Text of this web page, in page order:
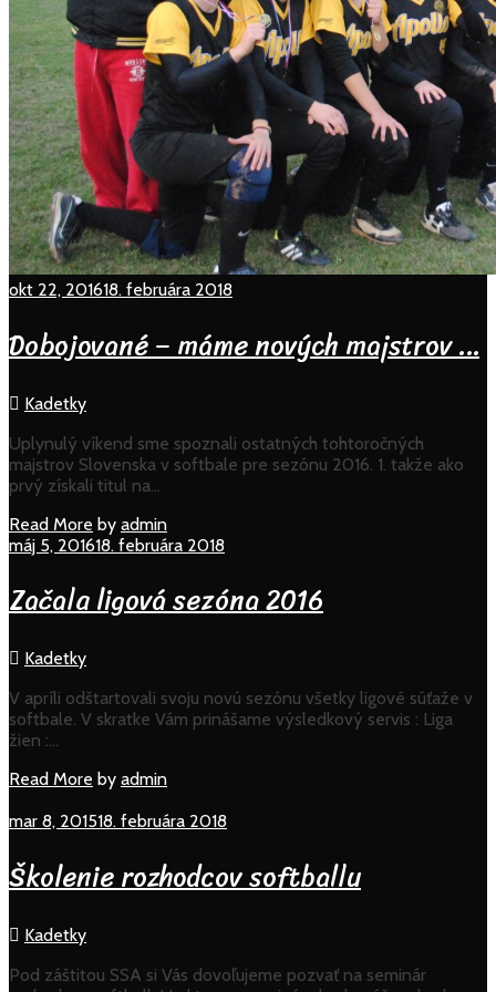
okt 22, 201618. februára 2018
Dobojované – máme nových majstrov …
Kadetky
Uplynulý víkend sme spoznali ostatných tohtoročných
majstrov Slovenska v softbale pre sezónu 2016. 1. takže ako
prvý získali titul na…
Read More Read
More
by admin
máj 5, 201618. februára 2018
Začala ligová sezóna 2016
Kadetky
V apríli odštartovali svoju novú sezónu všetky ligové súťaže v
softbale. V skratke Vám prinášame výsledkový servis : Liga
žien :…
Read More Read
by admin
mar 8, 201518. februára 2018
Školenie rozhodcov softballu
Kadetky
Pod záštitou SSA si Vás dovoľujeme pozvať na seminár